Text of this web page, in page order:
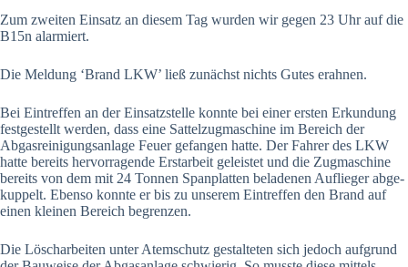
Zum zwei­ten Ein­satz an die­sem Tag wur­den wir gegen 23 Uhr auf die
B15n alar­miert.
Die Mel­dung ‘Brand LKW’ ließ zunächst nichts Gutes erah­nen.
Bei Ein­tref­fen an der Ein­satz­stel­le konn­te bei einer ers­ten Erkun­dung
fest­ge­stellt wer­den, dass eine Sat­tel­zug­ma­schi­ne im Bereich der
Abgas­rei­ni­gungs­an­la­ge Feu­er gefan­gen hat­te. Der Fah­rer des LKW
hat­te bereits her­vor­ra­gen­de Erst­ar­beit geleis­tet und die Zug­ma­schi­ne
bereits von dem mit 24 Ton­nen Span­plat­ten bela­de­nen Auf­lie­ger abge­
kup­pelt. Eben­so konn­te er bis zu unse­rem Ein­tref­fen den Brand auf
einen klei­nen Bereich begren­zen.
Die Lösch­ar­bei­ten unter Atem­schutz gestal­te­ten sich jedoch auf­grund